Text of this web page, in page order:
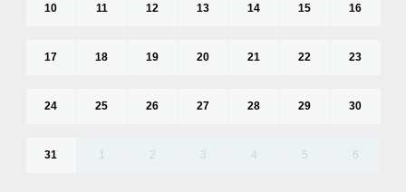
10 11 12 13 14 15 16
17 18 19 20 21 22 23
24 25 26 27 28 29 30
31 1 2 3 4 5 6